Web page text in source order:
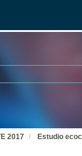
2017 Estudio